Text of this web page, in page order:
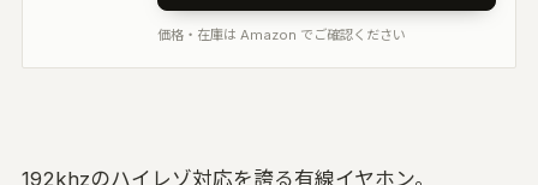
価格・在庫は Amazon でご確認ください
192khzのハイレゾ対応を誇る有線イヤホン。